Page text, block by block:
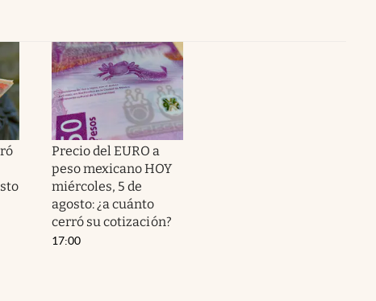
Precio del EURO a
peso mexicano HOY
miércoles, 5 de
agosto: ¿a cuánto
cerró su cotización?
17:00